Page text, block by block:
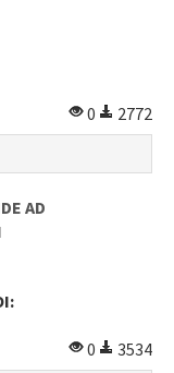
0
2772
AD
0
3534